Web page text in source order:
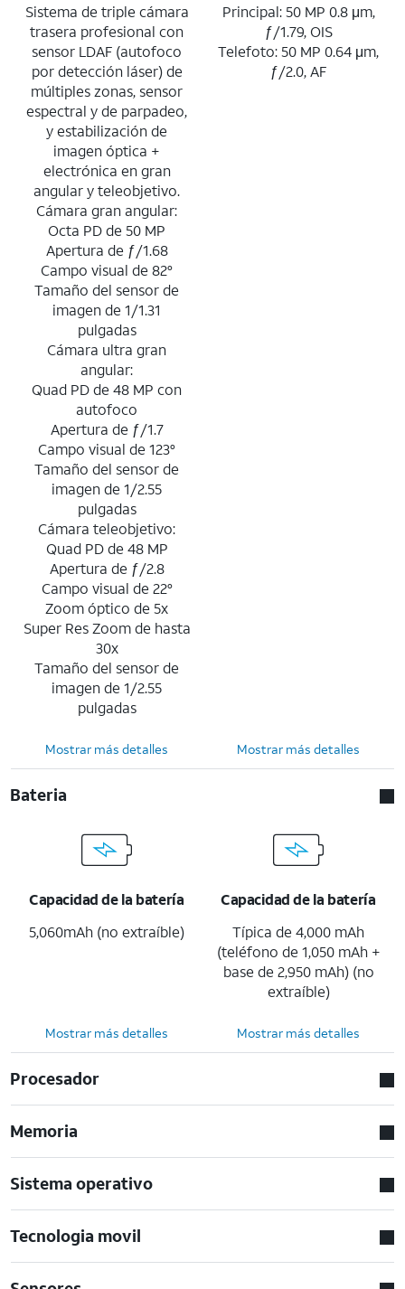
Sistema de triple cámara
trasera profesional con
sensor LDAF (autofoco
por detección láser) de
múltiples zonas, sensor
espectral y de parpadeo,
y estabilización de
imagen óptica +
electrónica en gran
angular y teleobjetivo.
Cámara gran angular:
Octa PD de 50 MP
Apertura de ƒ/1.68
Campo visual de 82°
Tamaño del sensor de
imagen de 1/1.31
pulgadas
Cámara ultra gran
angular:
Quad PD de 48 MP con
autofoco
Apertura de ƒ/1.7
Campo visual de 123°
Tamaño del sensor de
imagen de 1/2.55
pulgadas
Cámara teleobjetivo:
Quad PD de 48 MP
Apertura de ƒ/2.8
Campo visual de 22°
Zoom óptico de 5x
Super Res Zoom de hasta
30x
Tamaño del sensor de
imagen de 1/2.55
pulgadas
Principal: 50 MP 0.8 μm,
ƒ/1.79, OIS
Telefoto: 50 MP 0.64 μm,
ƒ/2.0, AF
Mostrar más detalles Mostrar más detalles
Bateria
Capacidad de la batería
5,060mAh (no extraíble)
Capacidad de la batería
Típica de 4,000 mAh
(teléfono de 1,050 mAh +
base de 2,950 mAh) (no
extraíble)
Mostrar más detalles Mostrar más detalles
Procesador
Memoria
Sistema operativo
Tecnologia movil